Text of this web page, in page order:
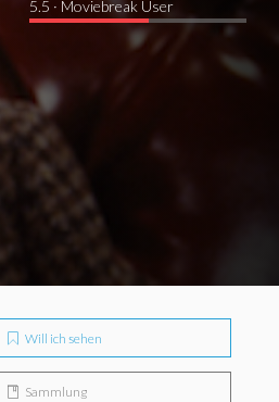
5.5 · Moviebreak User
Will ich sehen
Sammlung